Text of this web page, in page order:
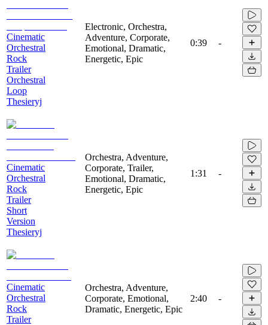
Cinematic
Orchestral
Rock
Trailer
Orchestral
Loop
Thesieryj
Electronic, Orchestra,
Adventure, Corporate,
Emotional, Dramatic,
Energetic, Epic
0:39 -
Cinematic
Orchestral
Rock
Trailer
Short
Version
Thesieryj
Orchestra, Adventure,
Corporate, Trailer,
Emotional, Dramatic,
Energetic, Epic
1:31 -
Cinematic
Orchestral
Rock
Trailer
Orchestra, Adventure,
Corporate, Emotional,
Dramatic, Energetic, Epic
2:40 -